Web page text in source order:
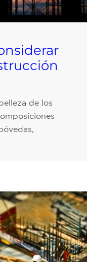
de los